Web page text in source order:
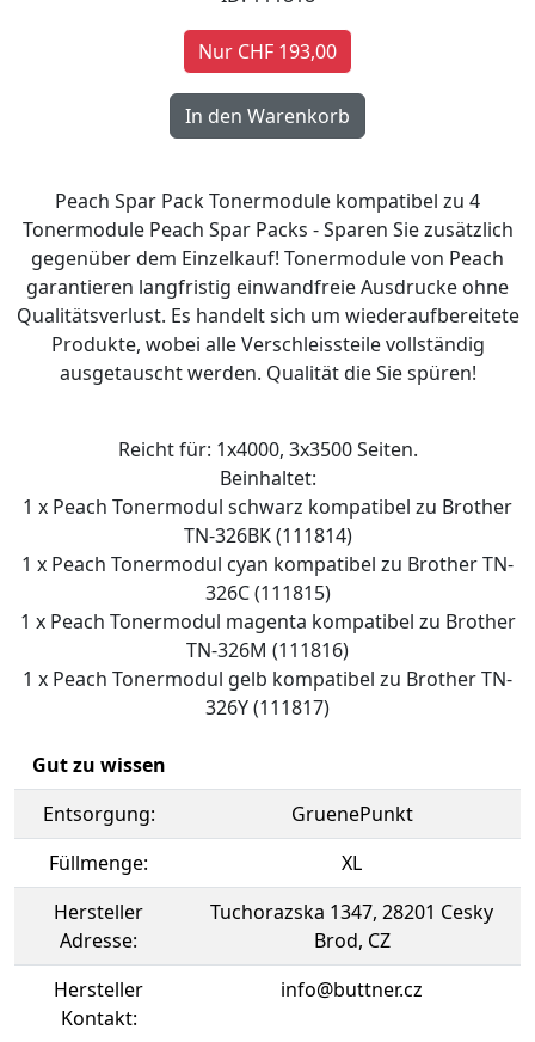
Nur CHF 193,00
Peach Spar Pack Tonermodule kompatibel zu 4
Tonermodule Peach Spar Packs - Sparen Sie zusätzlich
gegenüber dem Einzelkauf! Tonermodule von Peach
garantieren langfristig einwandfreie Ausdrucke ohne
Qualitätsverlust. Es handelt sich um wiederaufbereitete
Produkte, wobei alle Verschleissteile vollständig
ausgetauscht werden. Qualität die Sie spüren!
Reicht für: 1x4000, 3x3500 Seiten.
Beinhaltet:
1 x Peach Tonermodul schwarz kompatibel zu Brother
TN-326BK (111814)
1 x Peach Tonermodul cyan kompatibel zu Brother TN-
326C (111815)
1 x Peach Tonermodul magenta kompatibel zu Brother
TN-326M (111816)
1 x Peach Tonermodul gelb kompatibel zu Brother TN-
326Y (111817)
Gut zu wissen
Entsorgung:
GruenePunkt
Füllmenge:
XL
Hersteller
Adresse:
Tuchorazska 1347, 28201 Cesky
Brod, CZ
Hersteller
Kontakt:
info@buttner.cz